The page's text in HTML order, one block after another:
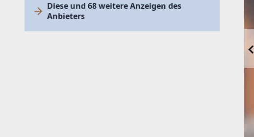
Diese und 68 weitere Anzeigen des
Anbieters